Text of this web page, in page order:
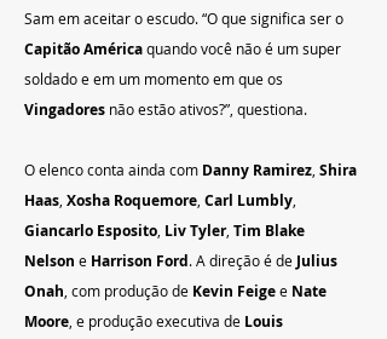
Sam em aceitar o escudo. “O que significa ser o
Capitão América quando você não é um super
soldado e em um momento em que os
Vingadores não estão ativos?”, questiona.
O elenco conta ainda com Danny Ramirez Shira
Haas Xosha Roquemore Carl Lumbly
Giancarlo Esposito Liv Tyler, Tim Blake
Nelson e Harrison Ford. A direção é de Julius
Onah , com produção de Kevin Feige e Nate
Moore , e produção executiva de Louis